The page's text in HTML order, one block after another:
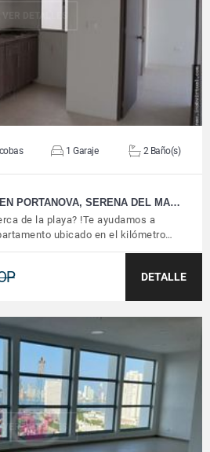
1 Garaje 2 Baño(s)
PORTANOVA, SERENA DEL MA…
de la playa? !Te ayudamos a
ubicado en el kilómetro…
DETALLE
VER DETALLES